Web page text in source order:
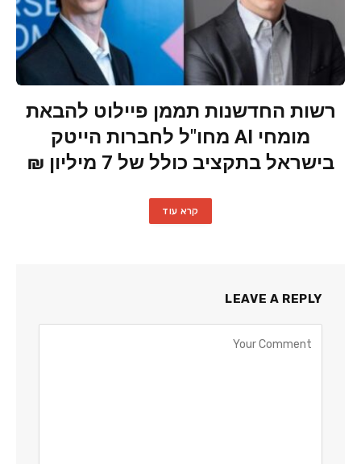
רשות החדשנות תממן פיילוט להבאת
מומחי AI מחו"ל לחברות הייטק
בישראל בתקציב כולל של 7 מיליון ₪
קרא עוד
LEAVE A REPLY